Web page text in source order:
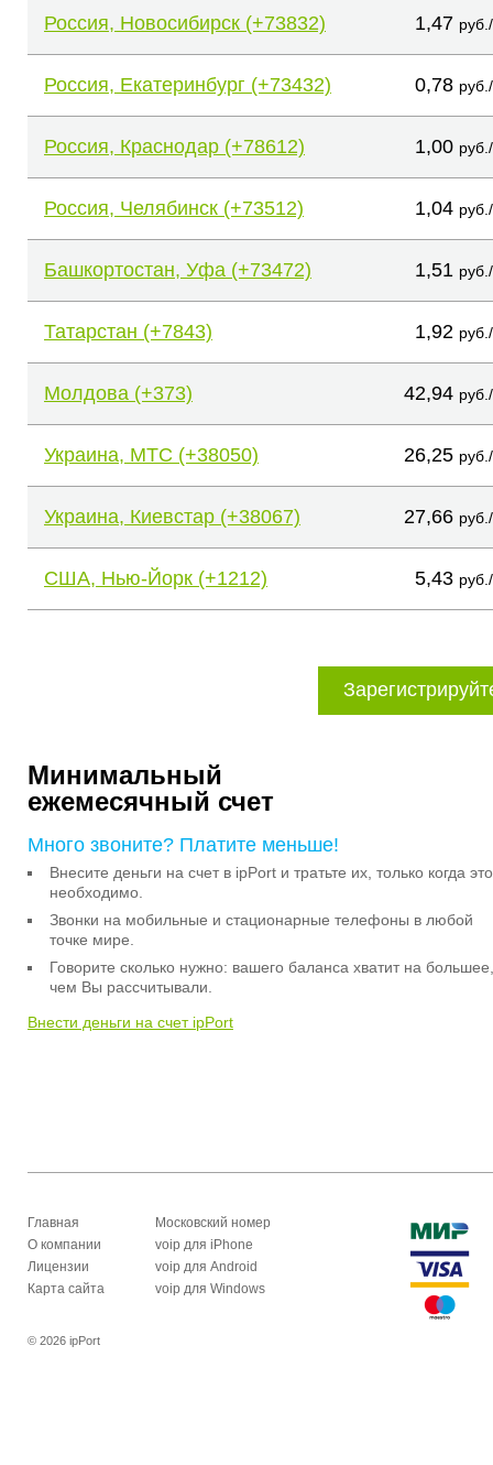
Россия, Новосибирск (+73832) 1,47
Россия, Екатеринбург (+73432) 0,78
Россия, Краснодар (+78612) 1,00
Россия, Челябинск (+73512) 1,04
Башкортостан, Уфа (+73472) 1,51
Татарстан (+7843) 1,92
Молдова (+373) 42,94
Украина, МТС (+38050) 26,25
Украина, Киевстар (+38067) 27,66
США, Нью-Йорк (+1212) 5,43
Минимальный
ежемесячный счет
Много звоните? Платите меньше!
Внесите деньги на счет в ipPort и тратьте их, только когда это
необходимо.
Звонки на мобильные и стационарные телефоны в любой
точке мире.
Говорите сколько нужно: вашего баланса хватит на большее,
чем Вы рассчитывали.
Внести деньги на счет ipPort
Главная
О компании
Лицензии
Карта сайта
Московский номер
voip для iPhone
voip для Android
voip для Windows
© 2026 ipPort